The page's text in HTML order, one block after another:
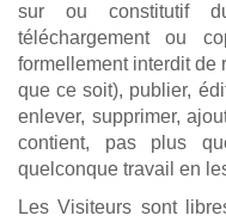
sur ou constitutif
téléchargement ou
formellement interdit de
que ce soit), publier,
enlever, supprimer,
contient, pas plus
quelconque travail en
Les Visiteurs sont